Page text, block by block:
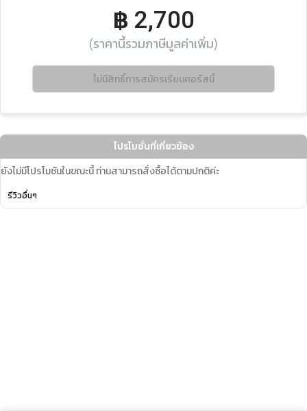
฿ 2,700
(ราคานี้รวมภาษีมูลค่าเพิ่ม)
ไม่มีสิทธิ์การสมัครเรียนคอร์สนี้
โปรโมชั่นที่เกี่ยวข้อง
ยังไม่มีโปรโมชันในขณะนี้ ท่านสามารถสั่งซื้อได้ตามปกติค่ะ
รีวิวอื่นๆ